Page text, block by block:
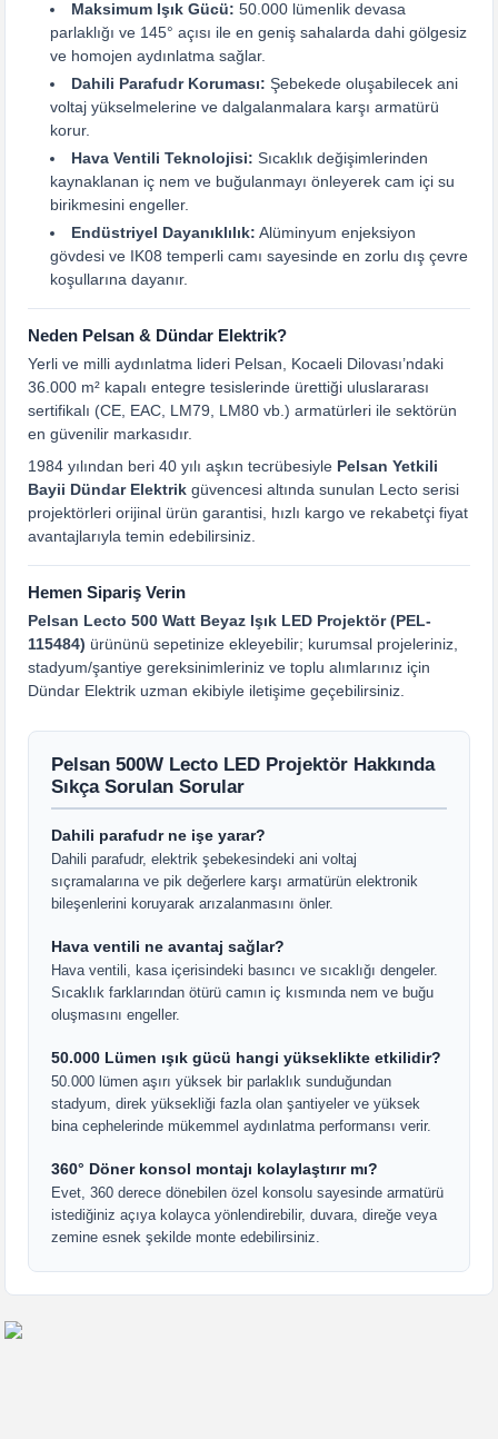
Maksimum Işık Gücü: 50.000 lümenlik devasa
parlaklığı ve 145° açısı ile en geniş sahalarda dahi gölgesiz
ve homojen aydınlatma sağlar.
Dahili Parafudr Koruması: Şebekede oluşabilecek ani
voltaj yükselmelerine ve dalgalanmalara karşı armatürü
korur.
Hava Ventili Teknolojisi: Sıcaklık değişimlerinden
kaynaklanan iç nem ve buğulanmayı önleyerek cam içi su
birikmesini engeller.
Endüstriyel Dayanıklılık: Alüminyum enjeksiyon
gövdesi ve IK08 temperli camı sayesinde en zorlu dış çevre
koşullarına dayanır.
Neden Pelsan & Dündar Elektrik?
Yerli ve milli aydınlatma lideri Pelsan, Kocaeli Dilovası’ndaki
36.000 m² kapalı entegre tesislerinde ürettiği uluslararası
sertifikalı (CE, EAC, LM79, LM80 vb.) armatürleri ile sektörün
en güvenilir markasıdır.
1984 yılından beri 40 yılı aşkın tecrübesiyle Pelsan Yetkili
Bayii Dündar Elektrik güvencesi altında sunulan Lecto serisi
projektörleri orijinal ürün garantisi, hızlı kargo ve rekabetçi fiyat
avantajlarıyla temin edebilirsiniz.
Hemen Sipariş Verin
Pelsan Lecto 500 Watt Beyaz Işık LED Projektör (PEL-
115484) ürününü sepetinize ekleyebilir; kurumsal projeleriniz,
stadyum/şantiye gereksinimleriniz ve toplu alımlarınız için
Dündar Elektrik uzman ekibiyle iletişime geçebilirsiniz.
Pelsan 500W Lecto LED Projektör Hakkında
Sıkça Sorulan Sorular
Dahili parafudr ne işe yarar?
Dahili parafudr, elektrik şebekesindeki ani voltaj
sıçramalarına ve pik değerlere karşı armatürün elektronik
bileşenlerini koruyarak arızalanmasını önler.
Hava ventili ne avantaj sağlar?
Hava ventili, kasa içerisindeki basıncı ve sıcaklığı dengeler.
Sıcaklık farklarından ötürü camın iç kısmında nem ve buğu
oluşmasını engeller.
50.000 Lümen ışık gücü hangi yükseklikte etkilidir?
50.000 lümen aşırı yüksek bir parlaklık sunduğundan
stadyum, direk yüksekliği fazla olan şantiyeler ve yüksek
bina cephelerinde mükemmel aydınlatma performansı verir.
360° Döner konsol montajı kolaylaştırır mı?
Evet, 360 derece dönebilen özel konsolu sayesinde armatürü
istediğiniz açıya kolayca yönlendirebilir, duvara, direğe veya
zemine esnek şekilde monte edebilirsiniz.